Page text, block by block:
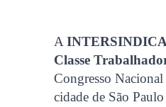
A
Classe
Congresso
cidade de São